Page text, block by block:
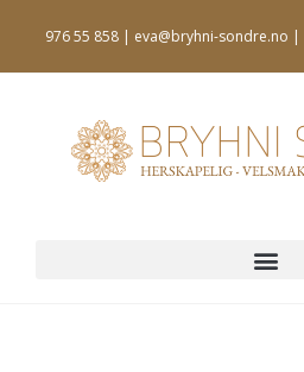
976 55 858 | eva@bryhni-sondre.no |